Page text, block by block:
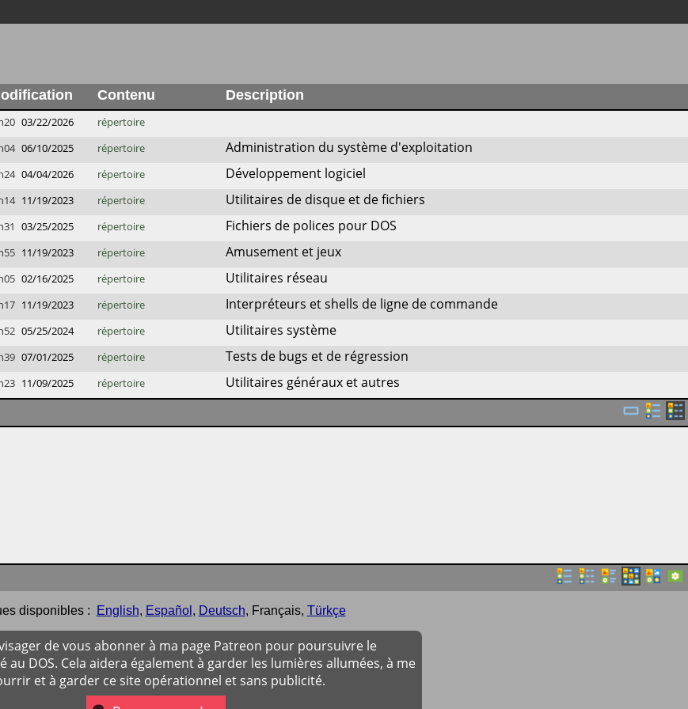
Contenu Description
03/22/2026 répertoire
06/10/2025 répertoire
Administration du système d'exploitation
04/04/2026 répertoire
Développement logiciel
11/19/2023 répertoire
Utilitaires de disque et de fichiers
03/25/2025 répertoire
Fichiers de polices pour DOS
11/19/2023 répertoire
Amusement et jeux
02/16/2025 répertoire
Utilitaires réseau
11/19/2023 répertoire
Interpréteurs et shells de ligne de commande
05/25/2024 répertoire
Utilitaires système
07/01/2025 répertoire
Tests de bugs et de régression
11/09/2025 répertoire Utilitaires généraux et autres
disponibles : English, Español , Deutsch, Français, Türkçe
de vous abonner à ma page Patreon pour poursuivre le
au DOS. Cela aidera également à garder les lumières allumées, à me
et à garder ce site opérationnel et sans publicité.